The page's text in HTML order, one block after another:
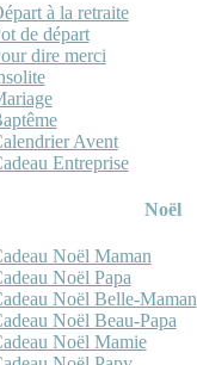
à la retraite
de départ
dire merci
Avent
Entreprise
Noël
Noël Maman
Noël Papa
Noël Belle-Maman
Noël Beau-Papa
Noël Mamie